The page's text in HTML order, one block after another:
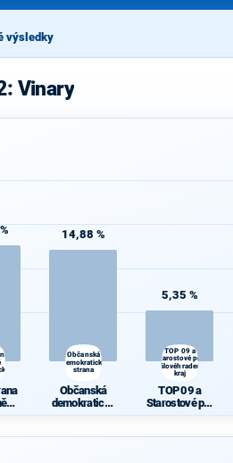
výsledky
Vinary
14,88 %
Občanská
demokratická
strana
Občanská
demokratická
5,35 %
TOP 09 a
Starostové pro
Královéhradecký
kraj
TOP 09 a
Starostové pro